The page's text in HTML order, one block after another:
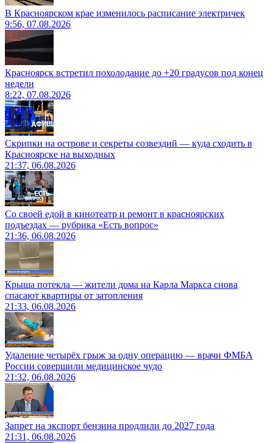
В Красноярском крае изменилось расписание электричек
9:56, 07.08.2026
Красноярск встретил похолодание до +20 градусов под конец
недели
8:22, 07.08.2026
Скрипки на острове и секреты созвездий — куда сходить в
Красноярске на выходных
21:37, 06.08.2026
Со своей едой в кинотеатр и ремонт в красноярских
подъездах — рубрика «Есть вопрос»
21:36, 06.08.2026
Крыша потекла — жители дома на Карла Маркса снова
спасают квартиры от затопления
21:33, 06.08.2026
Удаление четырёх грыж за одну операцию — врачи ФМБА
России совершили медицинское чудо
21:32, 06.08.2026
Запрет на экспорт бензина продлили до 2027 года
21:31, 06.08.2026